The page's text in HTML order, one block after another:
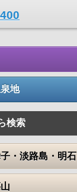
地
検索
・淡路島・明石